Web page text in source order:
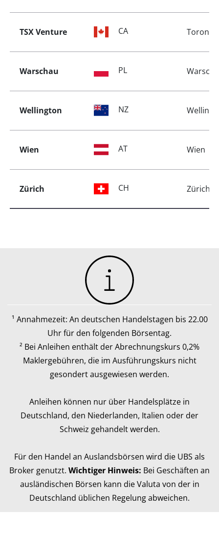
TSX Venture CA Toronto
Warschau PL
Wellington NZ
Wien AT Wien
Zürich CH Zürich
¹ Annahmezeit: An deutschen Handelstagen bis 22.00
Uhr für den folgenden Börsentag.
² Bei Anleihen enthält der Abrechnungskurs 0,2%
Maklergebühren, die im Ausführungskurs nicht
gesondert ausgewiesen werden.
Anleihen können nur über Handelsplätze in
Deutschland, den Niederlanden, Italien oder der
Schweiz gehandelt werden.
Für den Handel an Auslandsbörsen wird die UBS als
Broker genutzt. Wichtiger Hinweis: Bei Geschäften an
ausländischen Börsen kann die Valuta von der in
Deutschland üblichen Regelung abweichen.